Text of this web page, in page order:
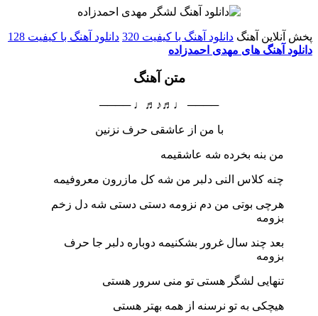
پخش آنلاین آهنگ دانلود آهنگ با کیفیت 320
دانلود آهنگ با کیفیت 128
دانلود آهنگ های مهدی احمدزاده
متن آهنگ
──── ♩♬♪♬♩ ────
با من از عاشقی حرف نزنین
من بنه بخرده شه عاشقیمه
چنه کلاس النی دلبر من شه کل مازرون معروفیمه
هرچی بوتی من دم نزومه دستی دستی شه دل زخم
بزومه
بعد چند سال غرور بشکنیمه دوباره دلبر جا حرف
بزومه
تنهایی لشگر هستی تو منی سرور هستی
هیچکی به تو نرسنه از همه بهتر هستی